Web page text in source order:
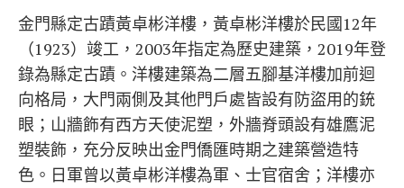
金門縣定古蹟黃卓彬洋樓，黃卓彬洋樓於民國12年
（1923）竣工，2003年指定為歷史建築，2019年登
錄為縣定古蹟。洋樓建築為二層五腳基洋樓加前迴
向格局，大門兩側及其他門戶處皆設有防盜用的銃
眼；山牆飾有西方天使泥塑，外牆脊頭設有雄鷹泥
塑裝飾，充分反映出金門僑匯時期之建築營造特
色。日軍曾以黃卓彬洋樓為軍、士官宿舍；洋樓亦